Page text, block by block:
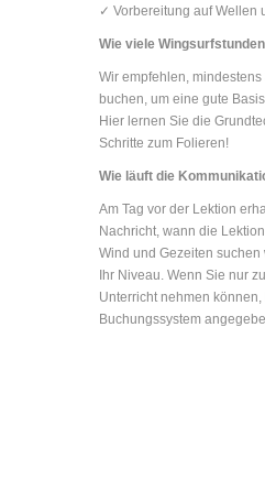
✓ Vorbereitung auf Wellen
Wie viele
Wir empfehlen,
buchen, um eine gute
Hier lernen Sie die
Schritte zum Folieren!
Wie läuft die
Am Tag vor der Lektion
Nachricht, wann die
Wind und Gezeiten
Ihr Niveau. Wenn Sie nur
Unterricht nehmen
Buchungssystem